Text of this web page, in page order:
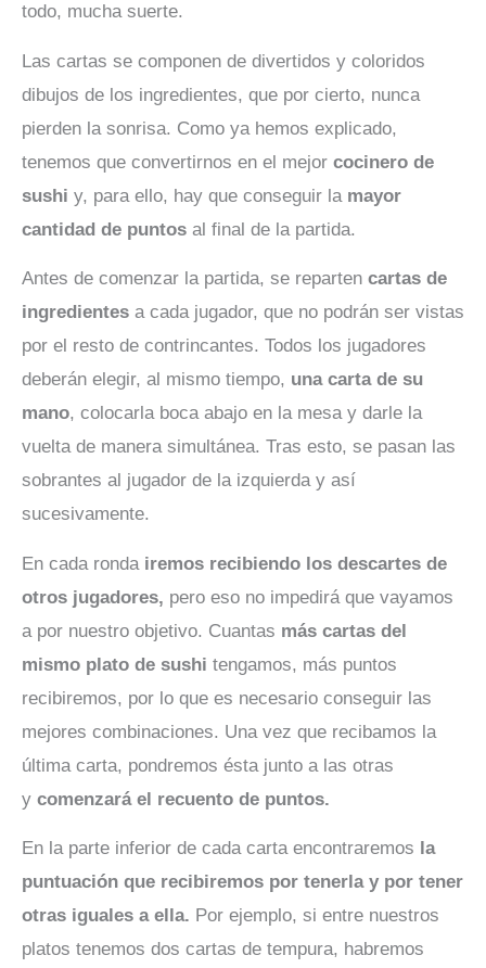
todo, mucha suerte.
Las cartas se componen de divertidos y coloridos
dibujos de los ingredientes, que por cierto, nunca
pierden la sonrisa. Como ya hemos explicado,
tenemos que convertirnos en el mejor cocinero de
sushi y, para ello, hay que conseguir la mayor
cantidad de puntos al final de la partida.
Antes de comenzar la partida, se reparten cartas de
ingredientes a cada jugador, que no podrán ser vistas
por el resto de contrincantes. Todos los jugadores
deberán elegir, al mismo tiempo, una carta de su
mano, colocarla boca abajo en la mesa y darle la
vuelta de manera simultánea. Tras esto, se pasan las
sobrantes al jugador de la izquierda y así
sucesivamente.
En cada ronda iremos recibiendo los descartes de
otros jugadores, pero eso no impedirá que vayamos
a por nuestro objetivo. Cuantas más cartas del
mismo plato de sushi tengamos, más puntos
recibiremos, por lo que es necesario conseguir las
mejores combinaciones. Una vez que recibamos la
última carta, pondremos ésta junto a las otras
y comenzará el recuento de puntos.
En la parte inferior de cada carta encontraremos la
puntuación que recibiremos por tenerla y por tener
otras iguales a ella. Por ejemplo, si entre nuestros
platos tenemos dos cartas de tempura, habremos